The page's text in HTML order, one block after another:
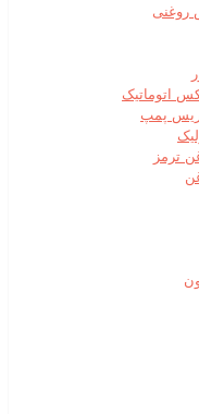
روغنی
اتوماتیک
پمپ
ترمز